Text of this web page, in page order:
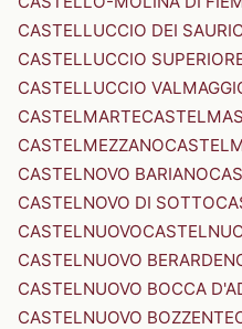
CASTELLUCCIO DEI SAURI
CASTELLUCCIO
CASTELLUCCIO
CASTELMARTE
CASTELMEZZANO
CASTELNOVO BARIANO
CASTELNOVO DI SOTTO
CASTELNUOVO
CASTELNUOVO
CASTELNUOVO BOCCA
CASTELNUOVO BOZZENTE